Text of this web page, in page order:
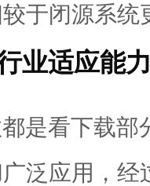
于闭源系统
业适应能
是看下载部
泛应用，